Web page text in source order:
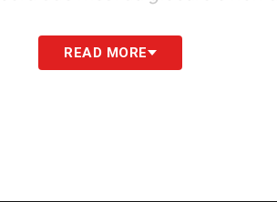
READ MORE